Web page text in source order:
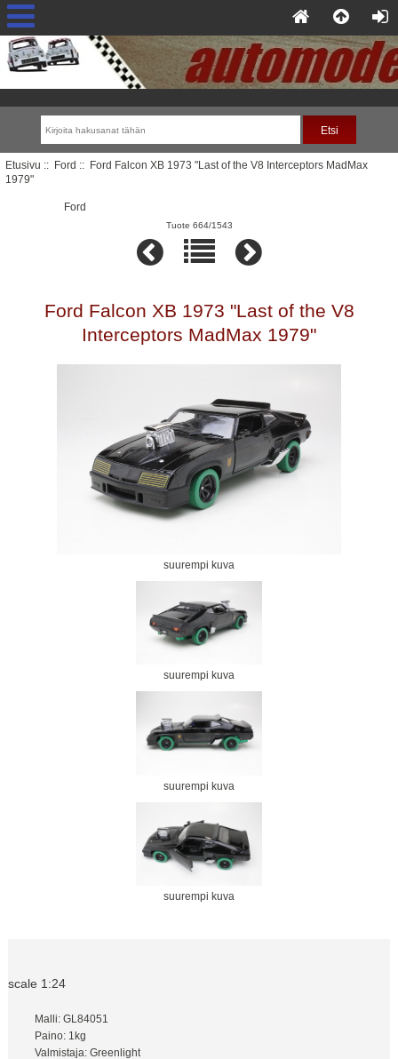
Etusivu :: Ford :: Ford Falcon XB 1973 "Last of the V8 Interceptors MadMax
1979"
Ford
Tuote 664/1543
Ford Falcon XB 1973 "Last of the V8
Interceptors MadMax 1979"
suurempi kuva
suurempi kuva
suurempi kuva
suurempi kuva
scale 1:24
Malli: GL84051
Paino: 1kg
Valmistaja: Greenlight